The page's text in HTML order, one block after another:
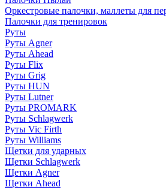
Оркестровые палочки, маллеты для
Палочки для тренировок
Руты
Руты Agner
Руты Ahead
Руты Flix
Руты Grig
Руты HUN
Руты Lutner
Руты PROMARK
Руты Schlagwerk
Руты Vic Firth
Руты Williams
Щетки для ударных
Щетки Schlagwerk
Щетки Agner
Щетки Ahead